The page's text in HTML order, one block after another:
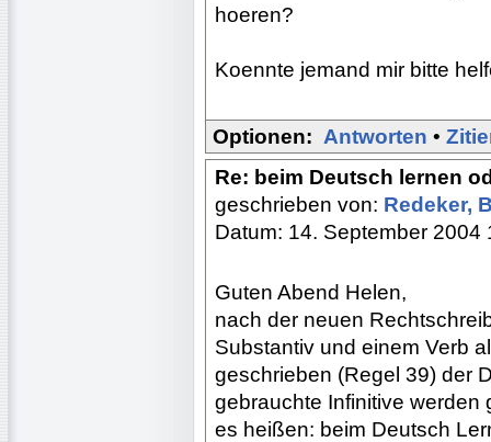
hoeren?
Koennte jemand mir bitte
Optionen: Antworten •
Re: beim Deutsch lernen
geschrieben von: Redeker,
Datum: 14. September 2004
Guten Abend Helen,
nach der neuen
Substantiv und einem Verb
geschrieben (Regel 39) der
gebrauchte Infinitive werden
es heißen: beim Deutsch